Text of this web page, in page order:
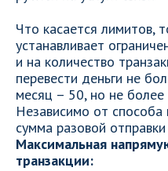
Что касается лимитов,
устанавливает
и на количество
перевести деньги не
месяц – 50, но не
Независимо от
сумма разовой
Максимальная
транзакции: